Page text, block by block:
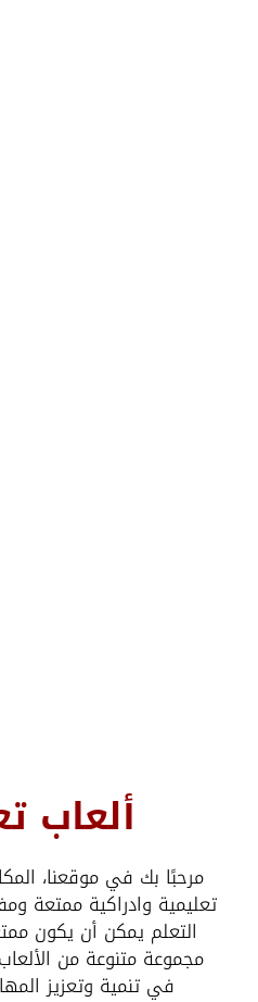
ألعاب
مرحبًا بك في موقعنا،
تعليمية وادراكية ممتعة
التعلم يمكن أن يكون
مجموعة متنوعة من
في تنمية وتعزيز